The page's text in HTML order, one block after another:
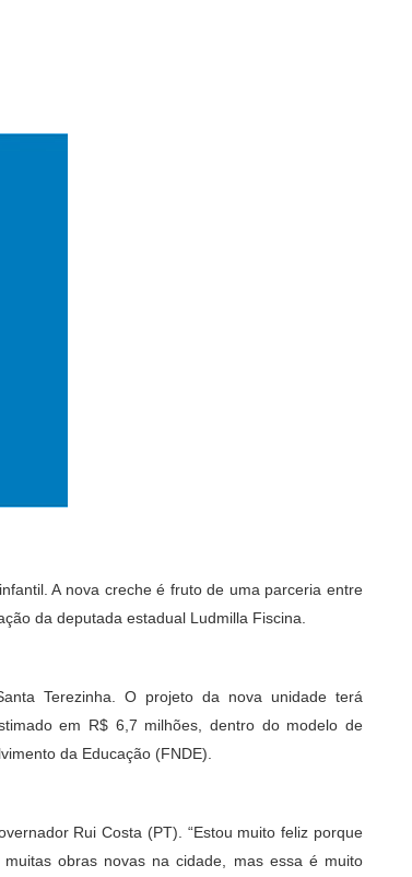
A nova creche é fruto de uma parceria entre
da deputada estadual Ludmilla Fiscina.
Terezinha. O projeto da nova unidade terá
em R$ 6,7 milhões, dentro do modelo de
da Educação (FNDE).
Rui Costa (PT). “Estou muito feliz porque
obras novas na cidade, mas essa é muito